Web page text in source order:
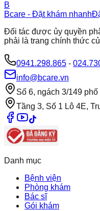
B
Bcare - Đặt khám nhanh
Đối tác được ủy quyền
phải là trang chính thức
0941.298.865 -
info@bcare.vn
Số 6, ngách 3/149
Tầng 3, Số 1 Lô 4E,
Danh mục
Bệnh viện
Phòng khám
Bác sĩ
Gói khám